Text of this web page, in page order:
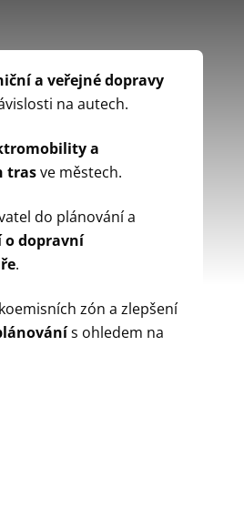
a veřejné dopravy
na autech.
a
trasve městech.
do plánování a
o dopravní
.
zón a zlepšení
s ohledem na